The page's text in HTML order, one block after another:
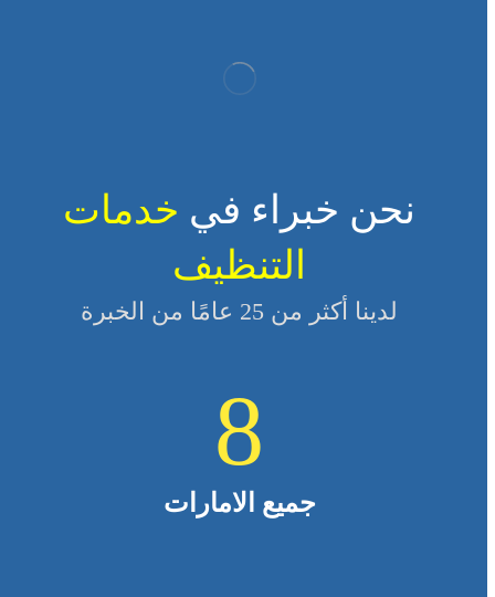
نحن خبراء في خدمات
التنظيف
لدينا أكثر من 25 عامًا من الخبرة
8
جميع الامارات